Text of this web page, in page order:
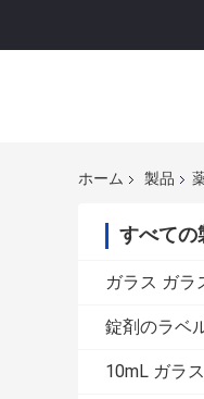
ホーム 製品
すべての
ガラス ガラ
錠剤のラベ
10mL ガラ